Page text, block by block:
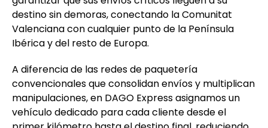
destino sin demoras, conectando la Comunitat
Valenciana con cualquier punto de la Península
Ibérica y del resto de Europa.
A diferencia de las redes de paquetería
convencionales que consolidan envíos y multiplican
manipulaciones, en DAGO Express asignamos un
vehículo dedicado para cada cliente desde el